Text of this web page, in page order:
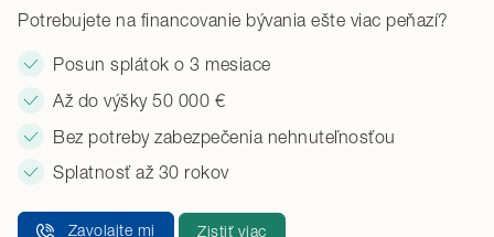
Potrebujete na financovanie bývania ešte viac peňazí?
Posun splátok o 3 mesiace
Až do výšky 50 000 €
Bez potreby zabezpečenia nehnuteľnosťou
Splatnosť až 30 rokov
Zavolajte mi Zistiť viac